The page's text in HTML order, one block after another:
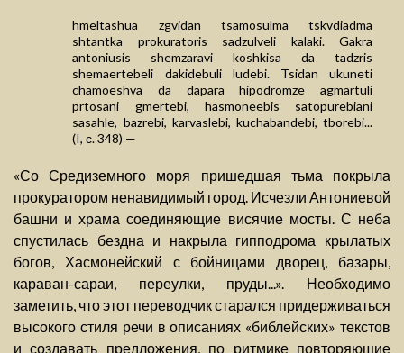
hmeltashua zgvidan tsamosulma tskvdiadma
shtantka prokuratoris sadzulveli kalaki. Gakra
antoniusis shemzaravi koshkisa da tadzris
shemaertebeli dakidebuli ludebi. Tsidan ukuneti
chamoeshva da dapara hipodromze agmartuli
prtosani gmertebi, hasmoneebis satopurebiani
sasahle, bazrebi, karvaslebi, kuchabandebi, tborebi...
(I, с. 348) —
«Со Средиземного моря пришедшая тьма покрыла
прокуратором ненавидимый город. Исчезли Антониевой
башни и храма соединяющие висячие мосты. С неба
спустилась бездна и накрыла гипподрома крылатых
богов, Хасмонейский с бойницами дворец, базары,
караван-сараи, переулки, пруды...». Необходимо
заметить, что этот переводчик старался придерживаться
высокого стиля речи в описаниях «библейских» текстов
и создавать предложения, по ритмике повторяющие